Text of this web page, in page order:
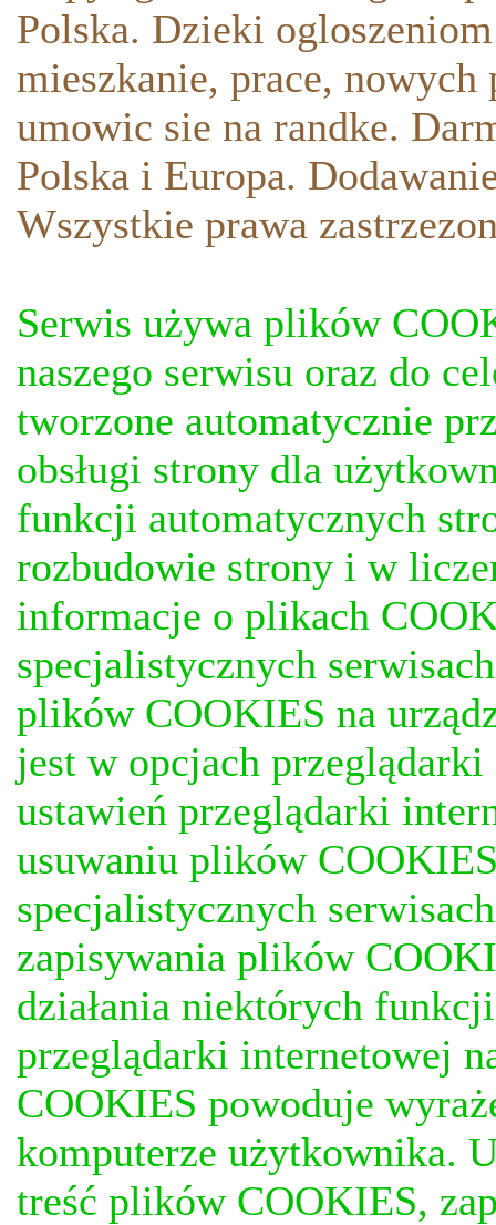
Polska. Dzieki
mieszkanie, prace,
umowic sie na randke.
Polska i Europa.
Wszystkie prawa
Serwis używa plików
naszego serwisu oraz do
tworzone automatycznie
obsługi strony dla
funkcji automatycznych
rozbudowie strony i w
informacje o plikach
specjalistycznych
plików COOKIES na
jest w opcjach
ustawień przeglądarki
usuwaniu plików
specjalistycznych
zapisywania plików
działania niektórych
przeglądarki internetowej
COOKIES powoduje
komputerze użytkownika.
treść plików COOKIES,